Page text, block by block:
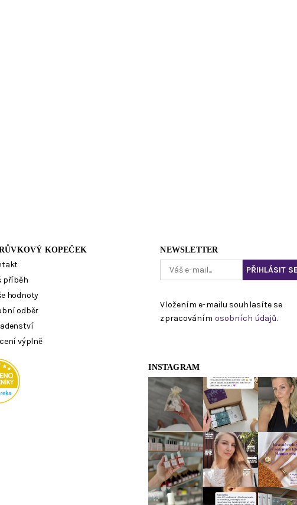
KOPEČEK
příběh
hodnoty
odběr
výplně
NEWSLETTER
Vložením e-mailu souhlasíte se
zpracováním osobních údajů.
INSTAGRAM